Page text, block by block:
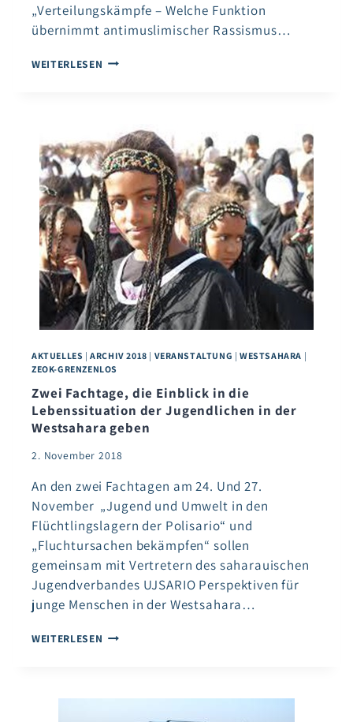
„Verteilungskämpfe – Welche Funktion
übernimmt antimuslimischer Rassismus…
WEITERLESEN VERTEILUNGSKÄMPFE
IMF
AKTUELLES |ARCHIV 2018 | VERANSTALTUNG |WESTSAHARA |
ZEOK-GRENZENLOS
Zwei Fachtage, die Einblick in die
Lebenssituation der Jugendlichen in der
Westsahara geben
2. November 2018
An den zwei Fachtagen am 24. Und 27.
November „Jugend und Umwelt in den
Flüchtlingslagern der Polisario“ und
„Fluchtursachen bekämpfen“ sollen
gemeinsam mit Vertretern des saharauischen
Jugendverbandes UJSARIO Perspektiven für
junge Menschen in der Westsahara…
WEITERLESEN ZWEI
IN